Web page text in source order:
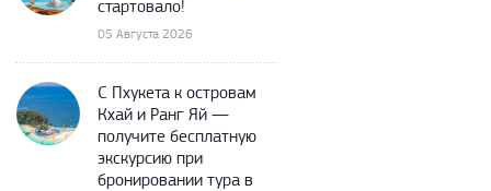
стартовало!
05 Августа 2026
С Пхукета к островам
Кхай и Ранг Яй —
получите бесплатную
экскурсию при
бронировании тура в